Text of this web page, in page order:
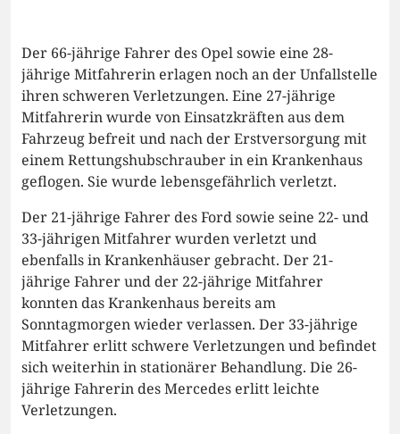
Der 66-jährige Fahrer des Opel sowie eine 28-
jährige Mitfahrerin erlagen noch an der Unfallstelle
ihren schweren Verletzungen. Eine 27-jährige
Mitfahrerin wurde von Einsatzkräften aus dem
Fahrzeug befreit und nach der Erstversorgung mit
einem Rettungshubschrauber in ein Krankenhaus
geflogen. Sie wurde lebensgefährlich verletzt.
Der 21-jährige Fahrer des Ford sowie seine 22- und
33-jährigen Mitfahrer wurden verletzt und
ebenfalls in Krankenhäuser gebracht. Der 21-
jährige Fahrer und der 22-jährige Mitfahrer
konnten das Krankenhaus bereits am
Sonntagmorgen wieder verlassen. Der 33-jährige
Mitfahrer erlitt schwere Verletzungen und befindet
sich weiterhin in stationärer Behandlung. Die 26-
jährige Fahrerin des Mercedes erlitt leichte
Verletzungen.